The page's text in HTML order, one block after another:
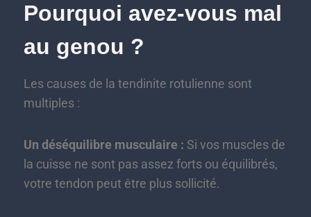
Pourquoi avez-vous mal
au genou ?
Les causes de la tendinite rotulienne sont
multiples :
Un déséquilibre musculaire : Si vos muscles de
la cuisse ne sont pas assez forts ou équilibrés,
votre tendon peut être plus sollicité.